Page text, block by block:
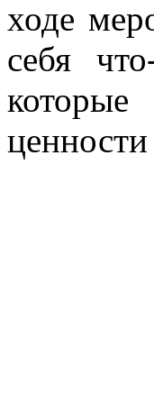
ходе
себя